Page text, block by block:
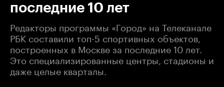
последние 10 лет
Редакторы программы «Город» на Телеканале
РБК составили топ-5 спортивных объектов,
построенных в Москве за последние 10 лет.
Это специализированные центры, стадионы и
даже целые кварталы.